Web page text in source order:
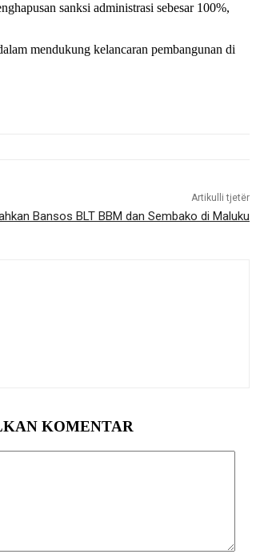
sanksi administrasi sebesar 100%,
mendukung kelancaran pembangunan di
Artikulli tjetër
Bansos BLT BBM dan Sembako di Maluku
KOMENTAR